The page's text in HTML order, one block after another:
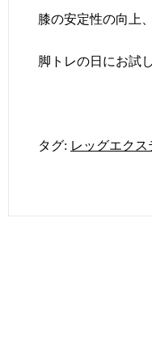
膝の安定性の向上
脚トレの日にお試
タグ: レッグエクス